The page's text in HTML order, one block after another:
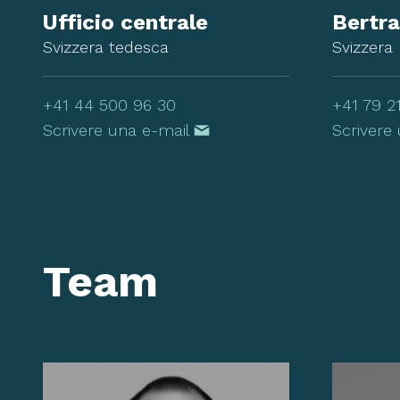
Ufficio centrale
Svizzera tedesca
+41 44 500 96 30
Scrivere una e-mail
+41 79
Scrivere
Team